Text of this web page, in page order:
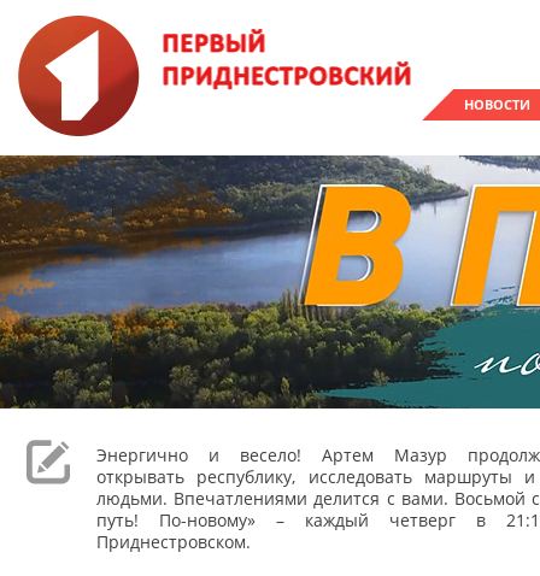
НОВОСТИ
Энергично и весело! Артем Мазур
открывать республику, исследовать маршруты
людьми. Впечатлениями делится с вами. Восьмой
путь! По-новому» – каждый четверг в
Приднестровском.